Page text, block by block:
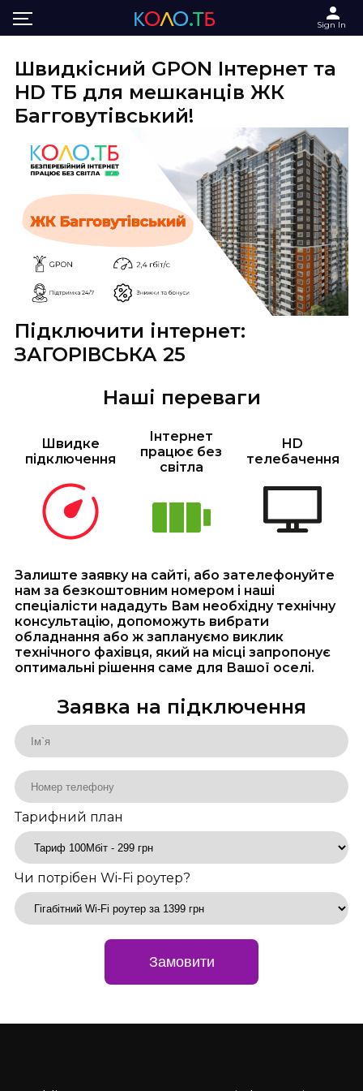
Sign In
Main Інтернет та ТБ в ЖК Багговутівський
Швидкісний GPON Інтернет та
HD ТБ для мешканців ЖК
Багговутівський!
Підключити інтернет:
ЗАГОРІВСЬКА 25
Наші переваги
Швидке
підключення
Інтернет
працює без
світла
HD
телебачення
Залиште заявку на сайті, або зателефонуйте
нам за безкоштовним номером і наші
спеціалісти нададуть Вам необхідну технічну
консультацію, допоможуть вибрати
обладнання або ж заплануємо виклик
технічного фахівця, який на місці запропонує
оптимальні рішення саме для Вашої оселі.
Заявка на підключення
Тарифний план
Чи потрібен Wi-Fi роутер?
Замовити